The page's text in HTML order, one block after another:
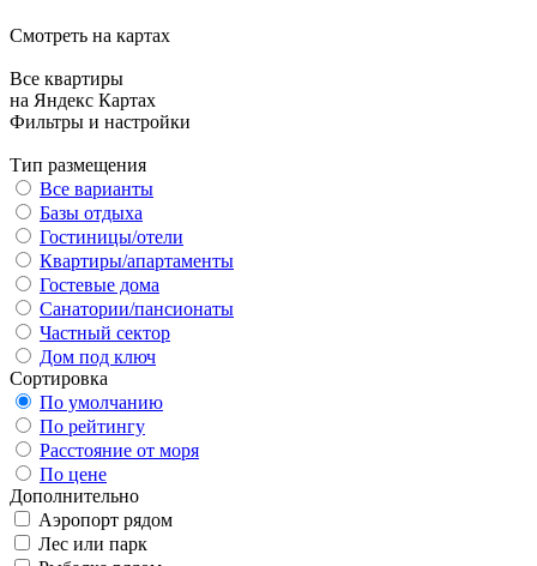
Смотреть на картах
Все квартиры
на Яндекс Картах
Фильтры и настройки
Тип размещения
Все варианты
Базы отдыха
Гостиницы/отели
Квартиры/апартаменты
Гостевые дома
Санатории/пансионаты
Частный сектор
Дом под ключ
Сортировка
По умолчанию
По рейтингу
Расстояние от моря
По цене
Дополнительно
Аэропорт рядом
Лес или парк